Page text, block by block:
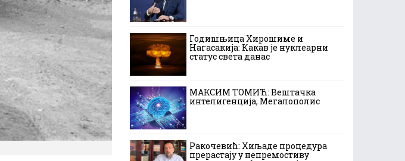
Годишњица Хирошиме и
Нагасакија: Какав је нуклеарни
статус света данас
МАКСИМ ТОМИЋ: Вештачка
интелигенција, Мегалополис
Ракочевић: Хиљаде процедура
прерастају у непремостиву